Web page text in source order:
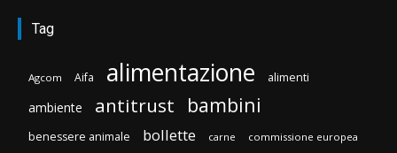
Tag
Agcom Aifa alimentazione alimenti
ambiente antitrust bambini
benessere animale bollette carne commissione europea